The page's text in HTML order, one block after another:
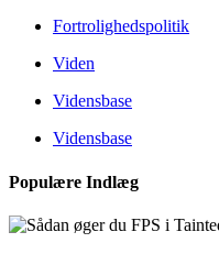
Fortrolighedspolitik
Viden
Vidensbase
Vidensbase
Populære Indlæg